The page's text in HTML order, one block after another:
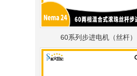
60系列步进电机（丝杆）